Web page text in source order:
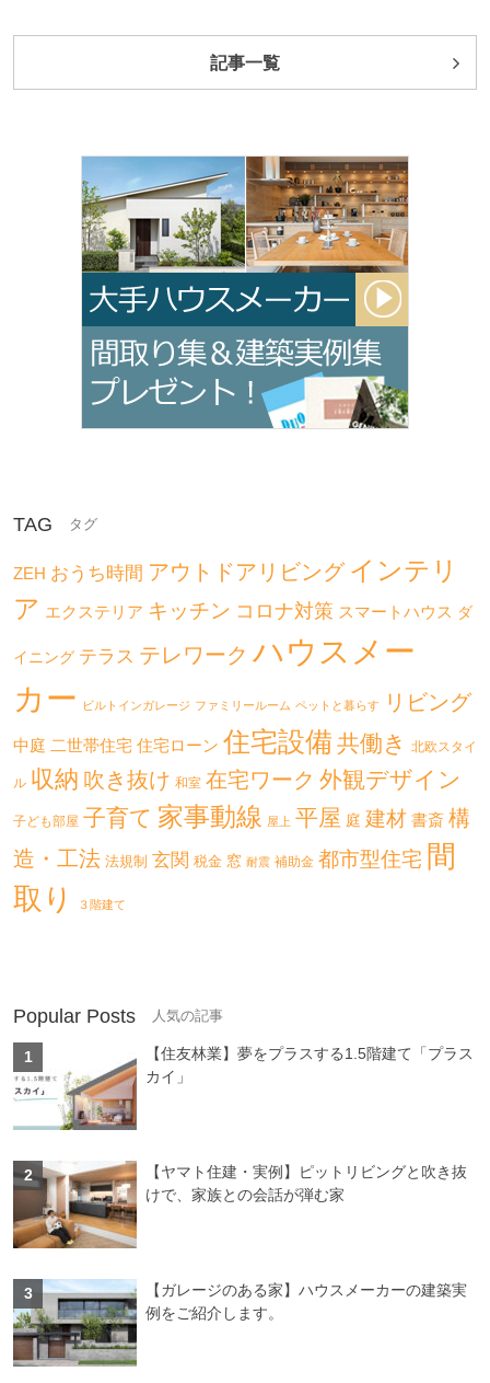
ジ
記事一覧
TAG
ZEH おうち時間 アウトドアリビング インテリ
ア エクステリア キッチン コロナ対策 スマートハウス ダ
イニング テラス テレワーク ハウスメー
カー
ビルトインガレージ ファミリールーム ペットと暮らす リビング
中庭 二世帯住宅 住宅ローン 住宅設備 共働き 北欧スタイ
ル 収納 吹き抜け 和室 在宅ワーク 外観デザイン
子ども部屋 子育て 家事動線 屋上 平屋 庭 建材 書斎 構
造・工法 法規制 玄関 税金 窓 耐震 補助金 都市型住宅 間
取り
３階建て
Popular Posts
【住友林業】夢をプラスする1.5階建て「プラス
カイ」
【ヤマト住建・実例】ピットリビングと吹き抜
けで、家族との会話が弾む家
【ガレージのある家】ハウスメーカーの建築実
例をご紹介します。